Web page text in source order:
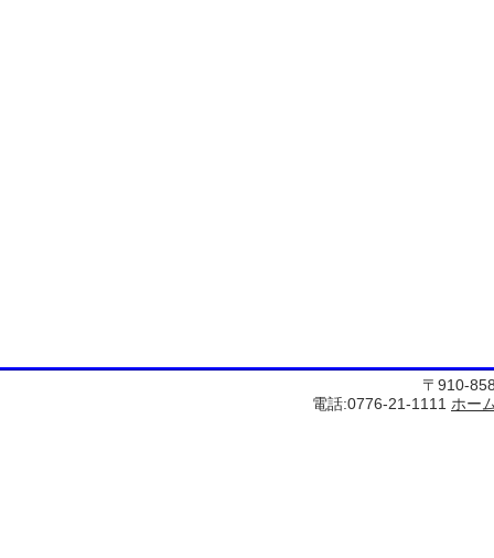
〒910-
電話:0776-21-1111 ホー